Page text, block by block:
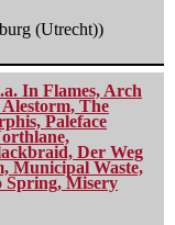
(Utrecht))
In Flames, Arch
The
Paleface
Der Weg
Municipal Waste,
Spring, Misery